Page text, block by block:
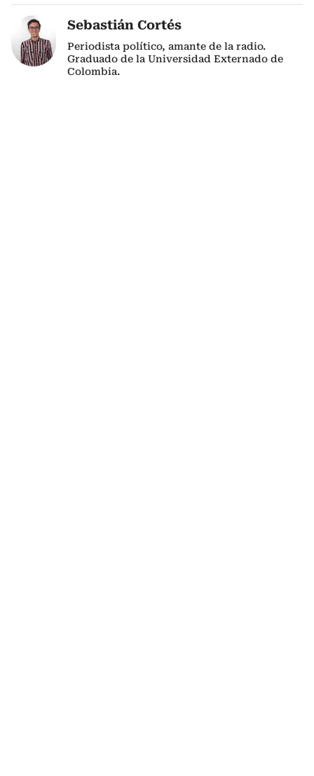
Sebastián Cortés
Periodista político, amante de la radio.
Graduado de la Universidad Externado de
Colombia.